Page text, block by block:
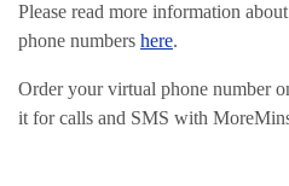
Please read more information
phone numbers here.
Order your virtual phone number
it for calls and SMS with